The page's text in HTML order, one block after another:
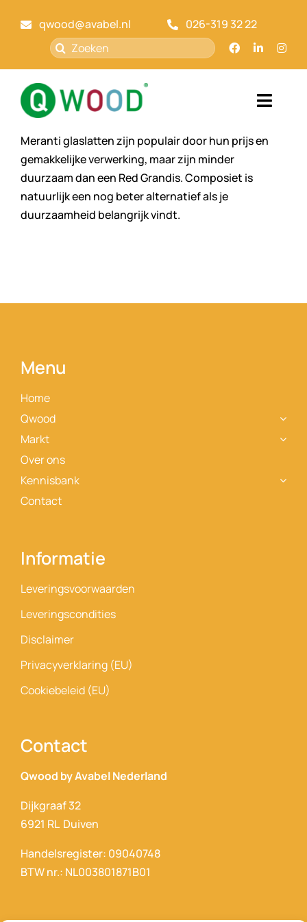
naar
qwood@avabel.nl
026-319 32 22
Zoeken
Home
Kennisbank
Meranti glaslatten zijn populair door hun prijs en
gemakkelijke verwerking, maar zijn minder
duurzaam dan een Red Grandis. Composiet is
natuurlijk een nog beter alternatief als je
duurzaamheid belangrijk vindt.
Menu
Home
Qwood
Markt
Over ons
Kennisbank
Contact
Informatie
Leveringsvoorwaarden
Leveringscondities
Disclaimer
Privacyverklaring (EU)
Cookiebeleid (EU)
Contact
Qwood by Avabel Nederland
Dijkgraaf 32
6921 RL Duiven
Handelsregister: 09040748
BTW nr.: NL003801871B01